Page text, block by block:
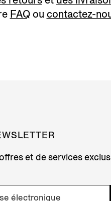
FAQou contactez-
et de services